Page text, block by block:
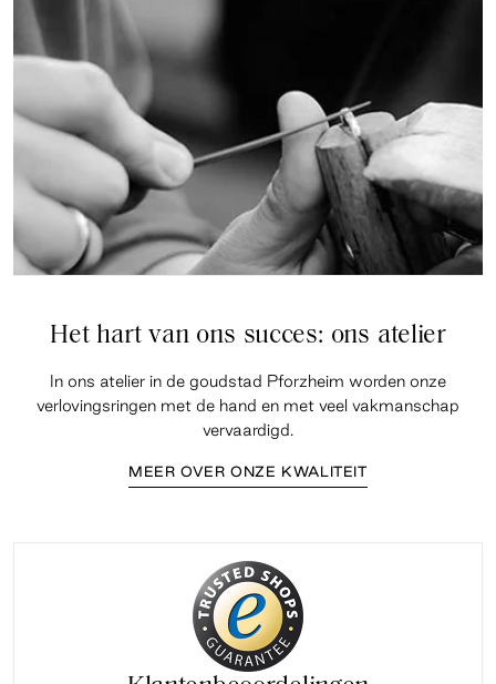
Het hart van ons succes: ons atelier
In ons atelier in de goudstad Pforzheim worden onze
verlovingsringen met de hand en met veel vakmanschap
vervaardigd.
MEER OVER ONZE KWALITEIT